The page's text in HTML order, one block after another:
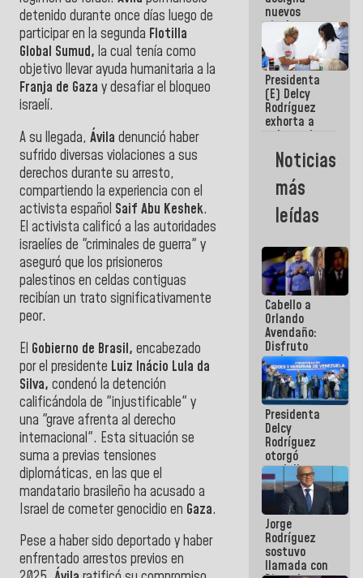
detenido durante once días luego de
participar en la segunda Flotilla
Global Sumud, la cual tenía como
objetivo llevar ayuda humanitaria a la
Franja de Gaza y desafiar el bloqueo
israelí.
​A su llegada, Ávila denunció haber
sufrido diversas violaciones a sus
derechos durante su arresto,
compartiendo la experiencia con el
activista español Saif Abu Keshek.
El activista calificó a las autoridades
israelíes de "criminales de guerra" y
aseguró que los prisioneros
palestinos en celdas contiguas
recibían un trato significativamente
peor.
​El Gobierno de Brasil, encabezado
por el presidente Luiz Inácio Lula da
Silva, condenó la detención
calificándola de "injustificable" y
una "grave afrenta al derecho
internacional". Esta situación se
suma a previas tensiones
diplomáticas, en las que el
mandatario brasileño ha acusado a
Israel de cometer genocidio en Gaza.
​Pese a haber sido deportado y haber
enfrentado arrestos previos en
nuevos
titulares en
Viceministerio
de Energía
Eléctrica y
CORPOELEC
Presidenta
(E) Delcy
Rodríguez
exhorta a
gobernadores
y alcaldes a
edificar
casas para
abuelos
Noticias
más
leídas
Cabello a
Orlando
Avendaño:
Disfruto
cada vez
que escribes
porque lo
que haces
es
embarrarla
Presidenta
Delcy
Rodríguez
otorgó
medalla
"Héroe de
Venezuela"
a servidores
públicos
Jorge
Rodríguez
sostuvo
llamada con